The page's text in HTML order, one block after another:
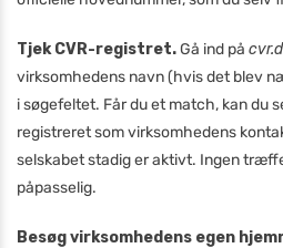
Tjek CVR-registret.Gå ind på
virksomhedens navn (hvis det blev
i søgefeltet. Får du et match, kan du
registreret som virksomhedens
selskabet stadig er aktivt. Ingen
påpasselig.
Besøg virksomhedens egen